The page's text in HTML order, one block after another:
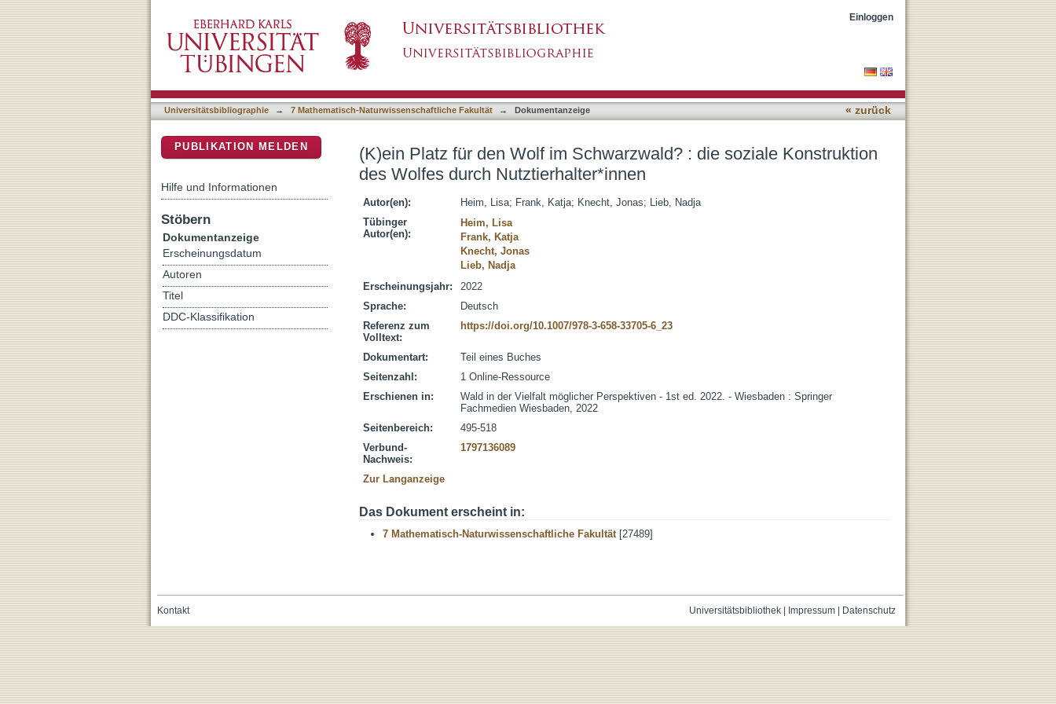
Nutztierhalter*innen
Einloggen
Universitätsbibliographie → 7 Mathematisch-Naturwissenschaftliche Fakultät → Dokumentanzeige « zurück
(K)ein Platz für den Wolf im Schwarzwald? : die soziale Konstruktion
des Wolfes durch Nutztierhalter*innen
Autor(en): Heim, Lisa; Frank, Katja; Knecht, Jonas; Lieb, Nadja
Tübinger
Autor(en):
Heim, Lisa
Frank, Katja
Knecht, Jonas
Lieb, Nadja
Erscheinungsjahr:
2022
Sprache:
Deutsch
Referenz zum
Volltext:
https://doi.org/10.1007/978-3-658-33705-6_23
Dokumentart:
Teil eines Buches
Seitenzahl:
1 Online-Ressource
Erschienen in:
Wald in der Vielfalt möglicher Perspektiven - 1st ed. 2022. - Wiesbaden : Springer
Fachmedien Wiesbaden, 2022
Seitenbereich:
495-518
Verbund-
Nachweis:
1797136089
Zur Langanzeige
Das Dokument erscheint in:
7 Mathematisch-Naturwissenschaftliche Fakultät[27489]
PUBLIKATION MELDEN
Hilfe und Informationen
Stöbern
Dokumentanzeige
Erscheinungsdatum
Autoren
Titel
DDC-Klassifikation
Universitätsbibliothek| Impressum| Datenschutz
Kontakt